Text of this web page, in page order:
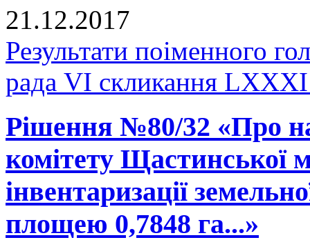
21.12.2017
Результати поіменного
рада VI скликання LXXXI
Рішення №80/32 «Про
комітету Щастинської
інвентаризації
площею 0,7848 га...»